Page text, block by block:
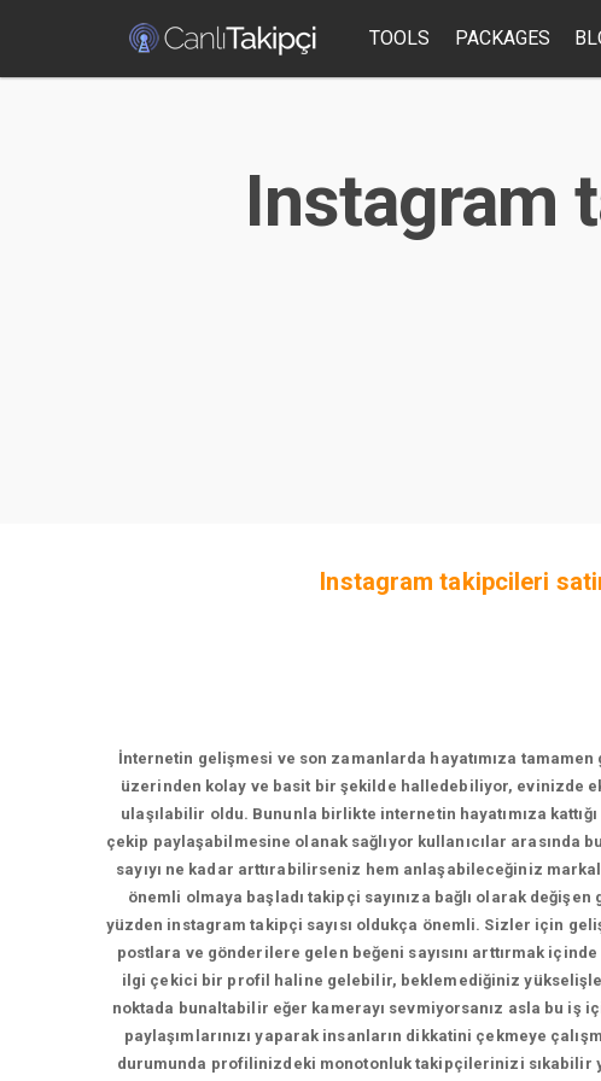
TOOLS PACKAGES
Instagram
Instagram takipcileri
İnternetin gelişmesi ve son zamanlarda hayatımıza
üzerinden kolay ve basit bir şekilde halledebiliyor, evinizde
ulaşılabilir oldu. Bununla birlikte internetin hayatımıza
çekip paylaşabilmesine olanak sağlıyor kullanıcılar arasında
sayıyı ne kadar arttırabilirseniz hem anlaşabileceğiniz
önemli olmaya başladı takipçi sayınıza bağlı olarak
yüzden instagram takipçi sayısı oldukça önemli. Sizler için
postlara ve gönderilere gelen beğeni sayısını arttırmak
ilgi çekici bir profil haline gelebilir, beklemediğiniz
noktada bunaltabilir eğer kamerayı sevmiyorsanız asla bu iş
paylaşımlarınızı yaparak insanların dikkatini çekmeye
durumunda profilinizdeki monotonluk takipçilerinizi sıkabilir